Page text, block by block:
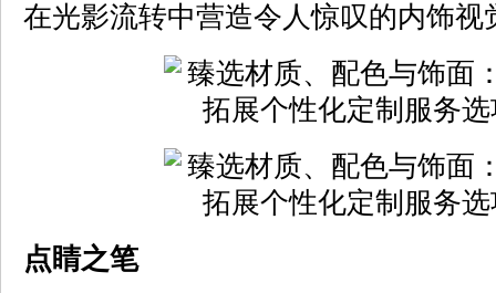
在光影流转中营造令人惊叹的内饰视
点睛之笔